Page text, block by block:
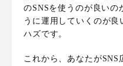
のSNSを使うのが良いの
うに運用していくのが
ハズです。
これから、あなたが